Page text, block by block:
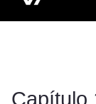
Capítulo